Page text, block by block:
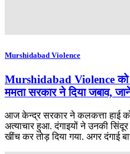
Murshidabad Violence
Murshidabad Violence
ममता सरकार ने दिया जबाव,
आज केन्द्र सरकार ने कलकत्ता हाई
अत्याचार हुआ. दंगाइयों ने उनकी
खींच कर तोड़ दिया गया. अगर